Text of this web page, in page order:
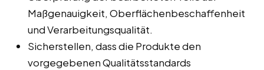
Maßgenauigkeit, Oberflächenbeschaffenheit
und Verarbeitungsqualität.
Sicherstellen, dass die Produkte den
vorgegebenen Qualitätsstandards